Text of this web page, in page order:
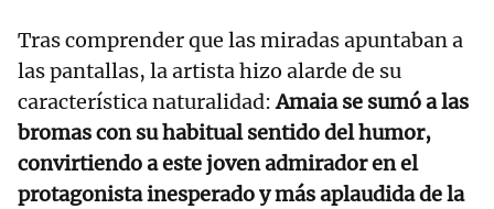
Tras comprender que las miradas apuntaban a
las pantallas, la artista hizo alarde de su
característica naturalidad:Amaia se sumó a las
bromas con su habitual sentido del humor,
convirtiendo a este joven admirador en el
protagonista inesperado y más aplaudida de la